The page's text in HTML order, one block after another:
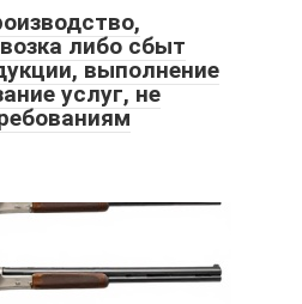
либо сбыт
выполнение
услуг, не